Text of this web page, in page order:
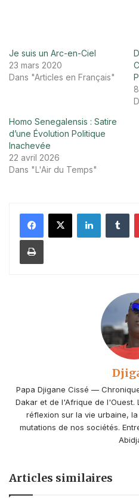
Je suis un Arc-en-Ciel
23 mars 2020
Dans "Articles en Français"
Homo Senegalensis : Satire
d’une Évolution Politique
Inachevée
22 avril 2026
Dans "L'Air du Temps"
Linkedin
Imprimer
Papa Djigane Cissé —
Dakar et de l'Afrique de
réflexion sur la vie urbaine,
mutations de nos sociétés.
Articles similaires